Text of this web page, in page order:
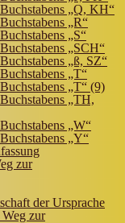
„Q, KH“
„R“
„S“
„SCH“
„ß, SZ“
„T“
„T“ (9)
„TH,
„W“
„Y“
zur
der Ursprache
zur